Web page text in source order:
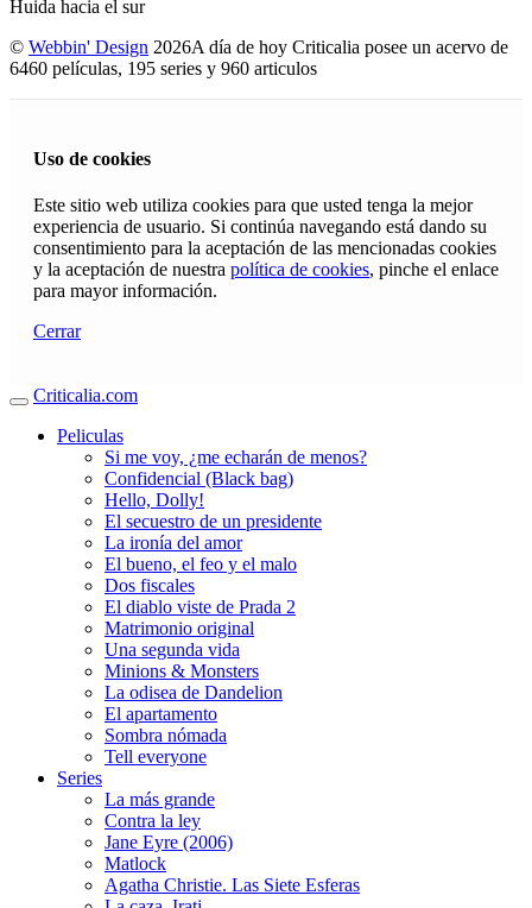
Huida hacia el sur
© Webbin' Design 2026A día de hoy Criticalia posee un acervo de
6460 películas, 195 series y 960 articulos
Uso de cookies
Este sitio web utiliza cookies para que usted tenga la mejor
experiencia de usuario. Si continúa navegando está dando su
consentimiento para la aceptación de las mencionadas cookies
y la aceptación de nuestra política de cookies, pinche el enlace
para mayor información.
Cerrar
Criticalia.com
Peliculas
Si me voy, ¿me echarán de menos?
Confidencial (Black bag)
Hello, Dolly!
El secuestro de un presidente
La ironía del amor
El bueno, el feo y el malo
Dos fiscales
El diablo viste de Prada 2
Matrimonio original
Una segunda vida
Minions & Monsters
La odisea de Dandelion
El apartamento
Sombra nómada
Tell everyone
Series
La más grande
Contra la ley
Jane Eyre (2006)
Matlock
Agatha Christie. Las Siete Esferas